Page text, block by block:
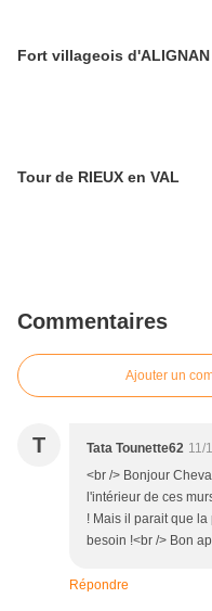
Fort villageois d'ALIGNAN
Tour de RIEUX en VAL
Commentaires
Ajouter un
T Tata Tounette62 11/
<br /> Bonjour
l'intérieur de ces
! Mais il parait que
besoin !<br /> Bon
Répondre